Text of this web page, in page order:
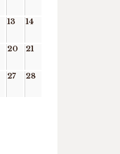
13 14
20 21
27 28